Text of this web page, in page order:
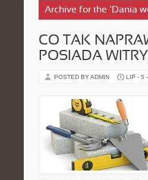
Archive for the ‘Dania
CO TAK
POSIADA
POSTED BY ADMIN LIP - 5